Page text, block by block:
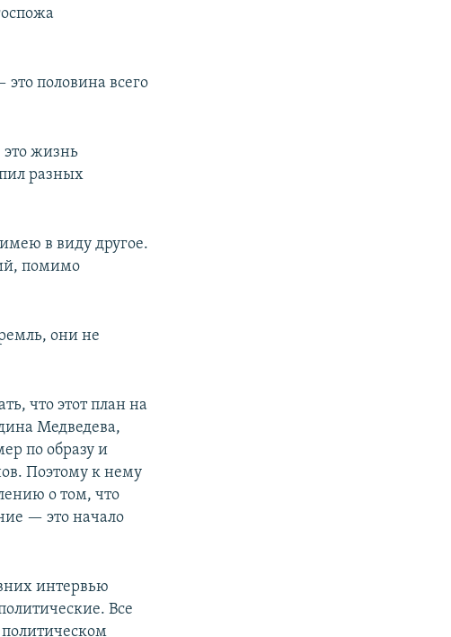
половина всего
жизнь
разных
в виду другое.
помимо
они не
что этот план на
Медведева,
по образу и
Поэтому к нему
о том, что
— это начало
интервью
Все